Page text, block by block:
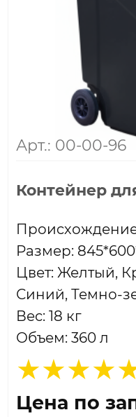
Арт.: 00-00-96
Контейнер
Размер:
Цвет: Желтый,
Синий, Темно-
Вес: 18 кг
Объем: 360 л
Цена по